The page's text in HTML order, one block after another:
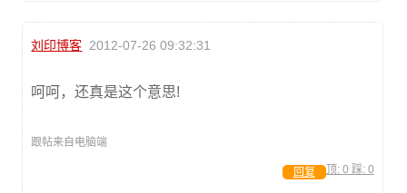
刘印博客 2012-07-26 09:32:31
呵呵，还真是这个意思!
跟帖来自电脑端
顶: 0 踩: 0
回复